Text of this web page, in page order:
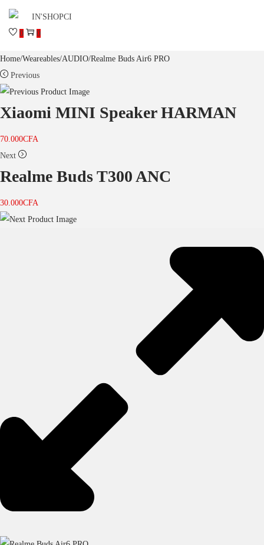
0 0
Home/Weareables/AUDIO/Realme Buds Air6 PRO
Previous
Xiaomi MINI Speaker HARMAN
70.000CFA
Next
Realme Buds T300 ANC
30.000CFA